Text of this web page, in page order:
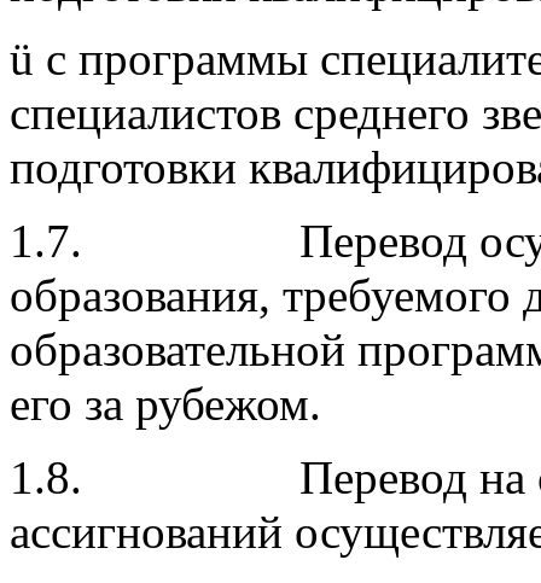
ü с программы
специалистов среднего
подготовки
1.7. Перевод
образования,
образовательной
его за рубежом.
1.8. Перевод на
ассигнований